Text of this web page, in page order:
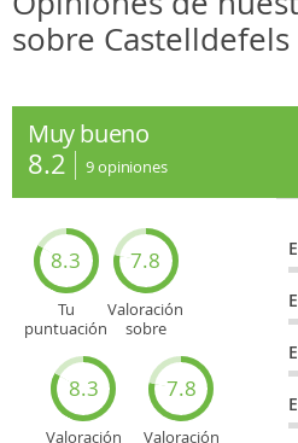
sobre Castelldefels
Muy bueno
8.2 9opiniones
8.3
Tu
puntuación
7.8
Valoración
sobre
8.3
Valoración
7.8
Valoración